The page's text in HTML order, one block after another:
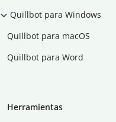
Quillbot para Windows
Quillbot para macOS
Quillbot para Word
Herramientas